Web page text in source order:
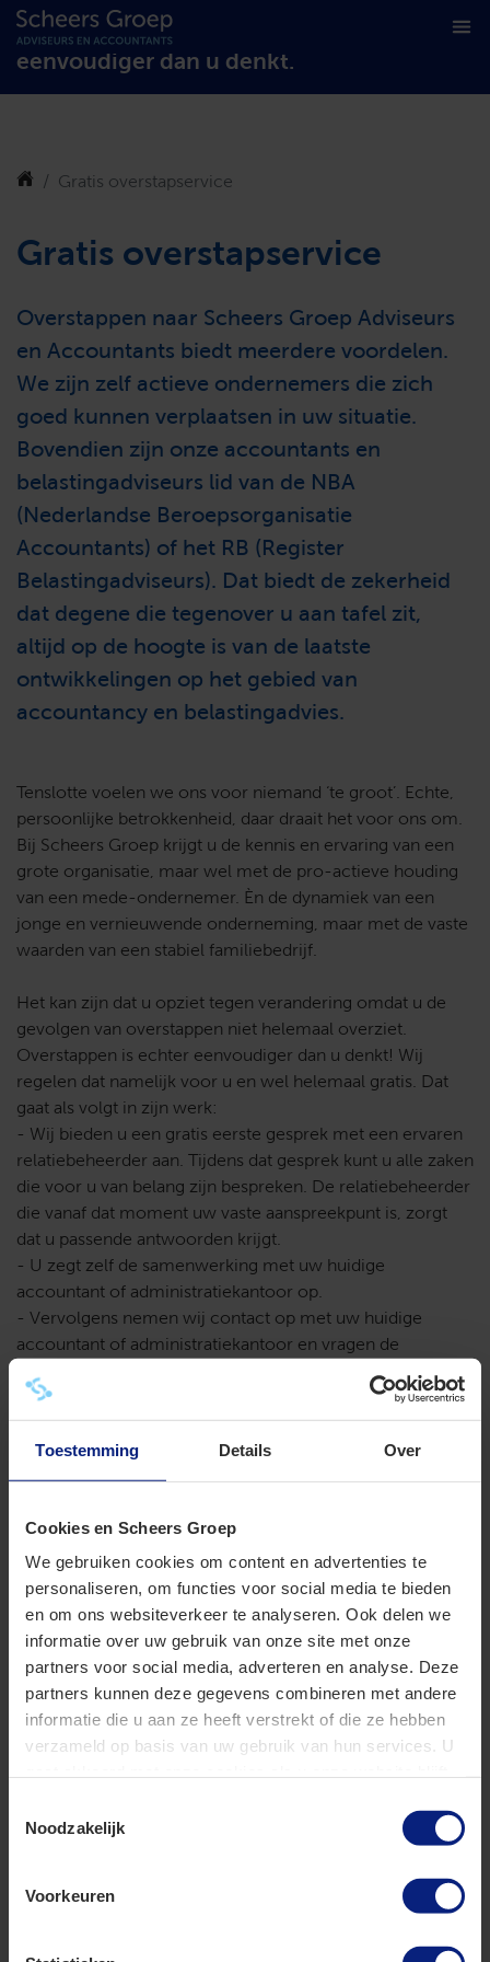
Toestemming Details Over
Cookies en Scheers Groep
We gebruiken cookies om content en advertenties te
personaliseren, om functies voor social media te bieden
en om ons websiteverkeer te analyseren. Ook delen we
informatie over uw gebruik van onze site met onze
partners voor social media, adverteren en analyse. Deze
partners kunnen deze gegevens combineren met andere
informatie die u aan ze heeft verstrekt of die ze hebben
verzameld op basis van uw gebruik van hun services. U
Noodzakelijk
Voorkeuren
Stap gratis over naar Scheers Groep. Het is
eenvoudiger dan u denkt.
Gratis overstapservice
Gratis overstapservice
Overstappen naar Scheers Groep Adviseurs
en Accountants biedt meerdere voordelen.
We zijn zelf actieve ondernemers die zich
goed kunnen verplaatsen in uw situatie.
Bovendien zijn onze accountants en
belastingadviseurs lid van de NBA
(Nederlandse Beroepsorganisatie
Accountants) of het RB (Register
Belastingadviseurs). Dat biedt de zekerheid
dat degene die tegenover u aan tafel zit,
altijd op de hoogte is van de laatste
ontwikkelingen op het gebied van
accountancy en belastingadvies.
Tenslotte voelen we ons voor niemand ‘te groot’. Echte,
persoonlijke betrokkenheid, daar draait het voor ons om.
Bij Scheers Groep krijgt u de kennis en ervaring van een
grote organisatie, maar wel met de pro-actieve houding
van een mede-ondernemer. Èn de dynamiek van een
jonge en vernieuwende onderneming, maar met de vaste
waarden van een stabiel familiebedrijf.
Het kan zijn dat u opziet tegen verandering omdat u de
gevolgen van overstappen niet helemaal overziet.
Overstappen is echter eenvoudiger dan u denkt! Wij
regelen dat namelijk voor u en wel helemaal gratis. Dat
gaat als volgt in zijn werk:
- Wij bieden u een gratis eerste gesprek met een ervaren
relatiebeheerder aan. Tijdens dat gesprek kunt u alle zaken
die voor u van belang zijn bespreken. De relatiebeheerder
die vanaf dat moment uw vaste aanspreekpunt is, zorgt
dat u passende antwoorden krijgt.
- U zegt zelf de samenwerking met uw huidige
accountant of administratiekantoor op.
- Vervolgens nemen wij contact op met uw huidige
accountant of administratiekantoor en vragen de
Uw huidige accountant of administratiekantoor is
verplicht aan de overstap mee te werken. De kosten zijn
voor onze rekening.
Wij verzorgen ook direct al uw aangiften en indien van
toepassing, de loonadministratie.Wilt u meer informatie of
wilt u dat we de overstap direct in gang zetten, vul dan
onderstaand contactformulier in en stuur dit naar ons op.
We nemen dan zo snel mogelijk contact met u op.
Leave
this
Naam
Email